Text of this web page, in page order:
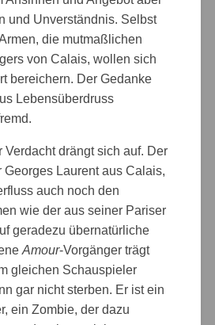
und Unverständnis. Selbst
die mutmaßlichen
von Calais, wollen sich
bereichern. Der Gedanke
Lebensüberdruss
Verdacht drängt sich auf. Der
Georges Laurent aus Calais,
auch noch den
wie der aus seiner Pariser
geradezu übernatürliche
Amour-Vorgänger trägt
gleichen Schauspieler
gar nicht sterben. Er ist ein
ein Zombie, der dazu